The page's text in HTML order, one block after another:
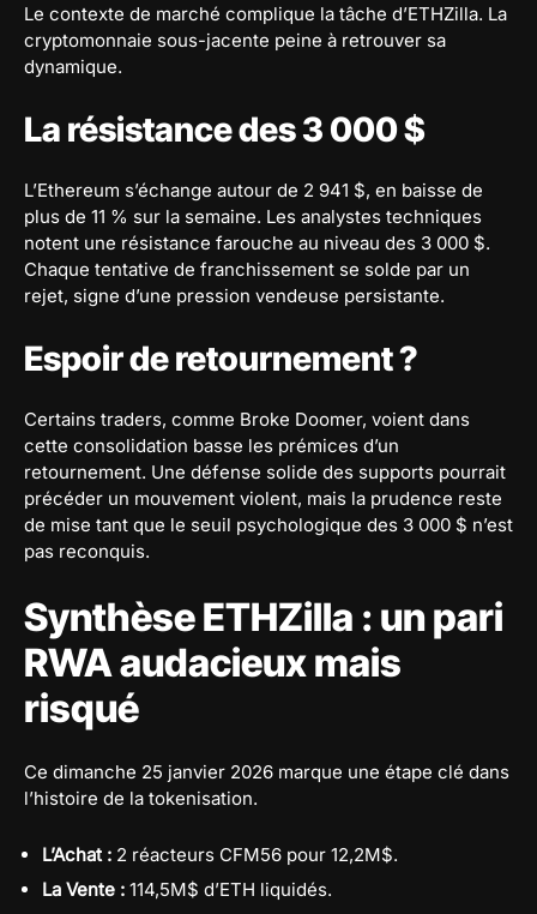
Le contexte de marché complique la tâche d’ETHZilla. La
cryptomonnaie sous-jacente peine à retrouver sa
dynamique.
La résistance des 3 000 $
L’Ethereum s’échange autour de 2 941 $, en baisse de
plus de 11 % sur la semaine. Les analystes techniques
notent une résistance farouche au niveau des 3 000 $.
Chaque tentative de franchissement se solde par un
rejet, signe d’une pression vendeuse persistante.
Espoir de retournement ?
Certains traders, comme Broke Doomer, voient dans
cette consolidation basse les prémices d’un
retournement. Une défense solide des supports pourrait
précéder un mouvement violent, mais la prudence reste
de mise tant que le seuil psychologique des 3 000 $ n’est
pas reconquis.
Synthèse ETHZilla : un pari
RWA audacieux mais
risqué
Ce dimanche 25 janvier 2026 marque une étape clé dans
l’histoire de la tokenisation.
L’Achat : 2 réacteurs CFM56 pour 12,2M$.
La Vente : 114,5M$ d’ETH liquidés.